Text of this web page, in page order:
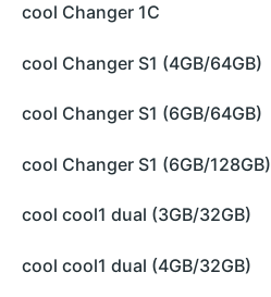
cool Changer 1C
cool Changer S1 (4GB/64GB)
cool Changer S1 (6GB/64GB)
cool Changer S1 (6GB/128GB)
cool cool1 dual (3GB/32GB)
cool cool1 dual (4GB/32GB)